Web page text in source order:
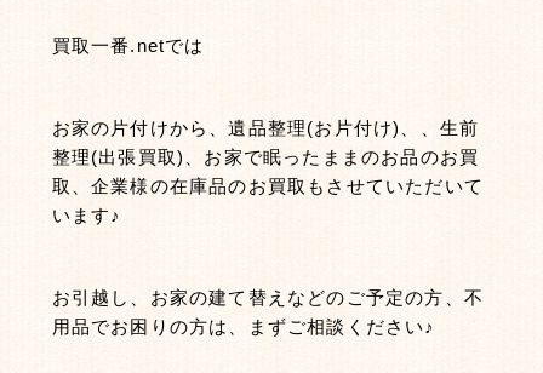
買取一番.netでは
お家の片付けから、遺品整理(お片付け)、、生前
整理(出張買取)、お家で眠ったままのお品のお買
取、企業様の在庫品のお買取もさせていただいて
います♪
お引越し、お家の建て替えなどのご予定の方、不
用品でお困りの方は、まずご相談ください♪